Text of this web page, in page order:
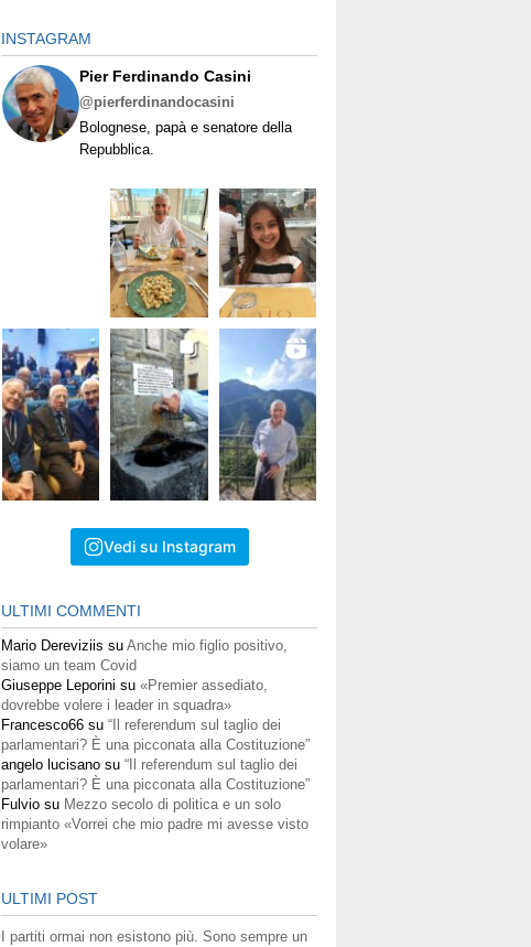
INSTAGRAM
Pier Ferdinando Casini
@pierferdinandocasini
Bolognese, papà e senatore della
Repubblica.
Vedi su Instagram
ULTIMI COMMENTI
Mario Dereviziis su Anche mio figlio positivo,
siamo un team Covid
Giuseppe Leporini su «Premier assediato,
dovrebbe volere i leader in squadra»
Francesco66 su “Il referendum sul taglio dei
parlamentari? È una picconata alla Costituzione”
angelo lucisano su “Il referendum sul taglio dei
parlamentari? È una picconata alla Costituzione”
Fulvio su Mezzo secolo di politica e un solo
rimpianto «Vorrei che mio padre mi avesse visto
volare»
ULTIMI POST
I partiti ormai non esistono più. Sono sempre un